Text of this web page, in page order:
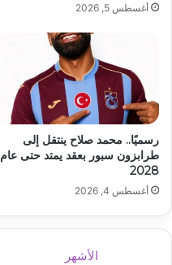
أغسطس 5, 2026
رسميًا.. محمد صلاح ينتقل إلى
طرابزون سبور بعقد يمتد حتى عام
2028
أغسطس 4, 2026
الأشهر